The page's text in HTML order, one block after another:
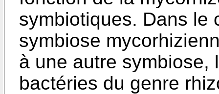
symbiotiques. Dans le
symbiose
à une autre symbiose,
bactéries du genre